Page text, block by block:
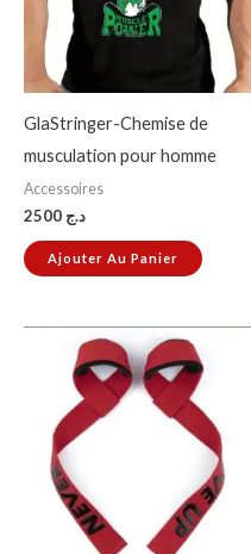
GlaStringer-Chemise de
musculation pour homme
Accessoires
د.ج
Ajouter Au Panier
Les